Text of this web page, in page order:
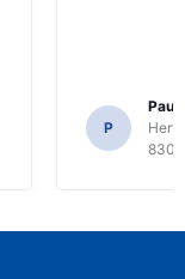
P
Paul
8300